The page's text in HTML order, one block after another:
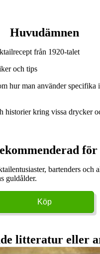
Huvudämnen
från 1920-talet
och tips
hur man använder specifika
historier kring vissa drycker
för
bartenders och
guldålder.
Köp
litteratur eller